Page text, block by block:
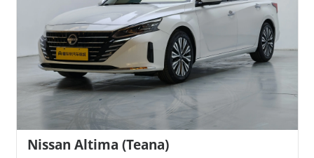
Nissan Altima (Teana)